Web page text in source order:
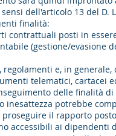
dell'articolo 13 del
finalità:
posti in
(gestione/evasione
e, in
telematici, cartacei
delle finalità di
potrebbe
il rapporto
accessibili ai